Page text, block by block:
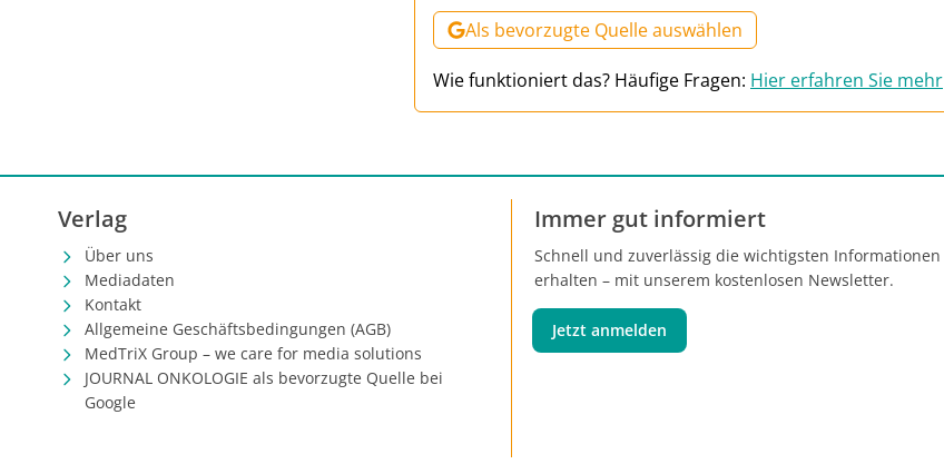
Als bevorzugte Quelle auswählen
Wie funktioniert das? Häufige Fragen: Hier erfahren Sie mehr
Verlag
Über uns
Mediadaten
Kontakt
Allgemeine Geschäftsbedingungen (AGB)
MedTriX Group – we care for media solutions
JOURNAL ONKOLOGIE als bevorzugte Quelle bei
Google
Immer gut informiert
Schnell und zuverlässig die wichtigsten Informationen
erhalten – mit unserem kostenlosen Newsletter.
Jetzt anmelden